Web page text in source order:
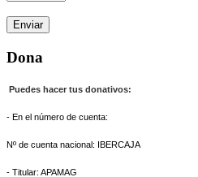
Dona
Puedes hacer tus donativos:
- En el número de cuenta:
Nº de cuenta nacional: IBERCAJA
- Titular: APAMAG